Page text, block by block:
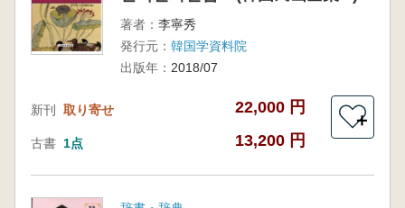
著者： 李寧秀
発行元： 韓国学資料院
出版年： 2018/07
新刊 取り寄せ 22,000 円
古書 1点 13,200 円
＋